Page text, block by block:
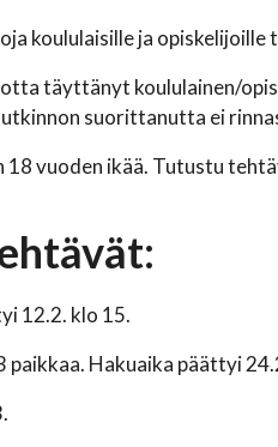
koululaisille ja opiskelijoille
täyttänyt koululainen/
suorittanutta ei
vuoden ikää. Tutustu
12.2. klo 15.
Hakuaika päättyi